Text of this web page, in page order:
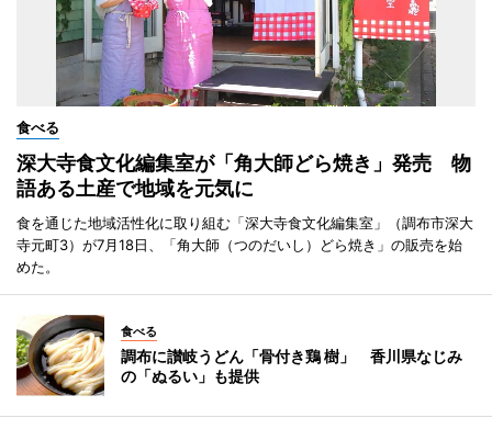
食べる
深大寺食文化編集室が「角大師どら焼き」発売 物
語ある土産で地域を元気に
食を通じた地域活性化に取り組む「深大寺食文化編集室」（調布市深大
寺元町3）が7月18日、「角大師（つのだいし）どら焼き」の販売を始
めた。
食べる
調布に讃岐うどん「骨付き鶏 樹」 香川県なじみ
の「ぬるい」も提供